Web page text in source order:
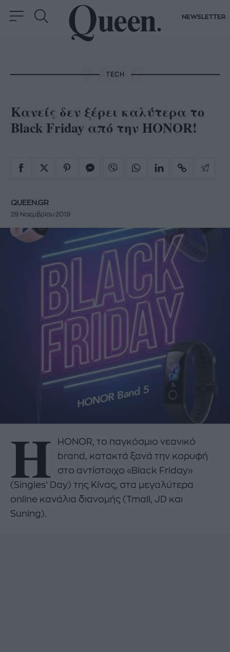
NEWSLETTER
TECH
Κανείς δεν ξέρει καλύτερα το
Black Friday από την HONOR!
QUEEN.GR
29 Νοεμβρίου 2019
Η
HONOR, το παγκόσμιο νεανικό
brand, κατακτά ξανά την κορυφή
στο αντίστοιχο «Black Friday»
(Singles’ Day) της Κίνας, στα μεγαλύτερα
online κανάλια διανομής (Tmall, JD και
Suning).